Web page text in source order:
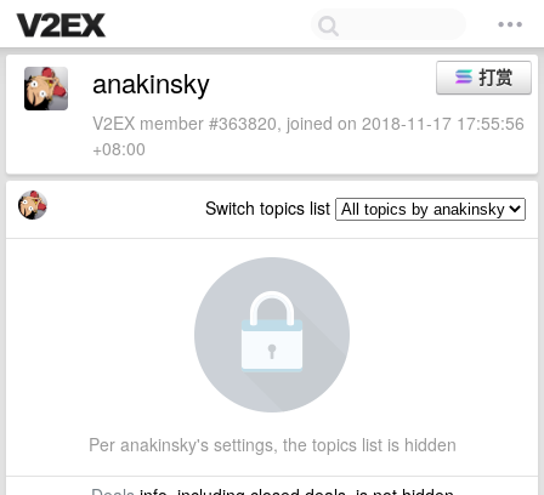
打赏
anakinsky
V2EX member #363820, joined on 2018-11-17 17:55:56
+08:00
Switch topics list
Per anakinsky's settings, the topics list is hidden